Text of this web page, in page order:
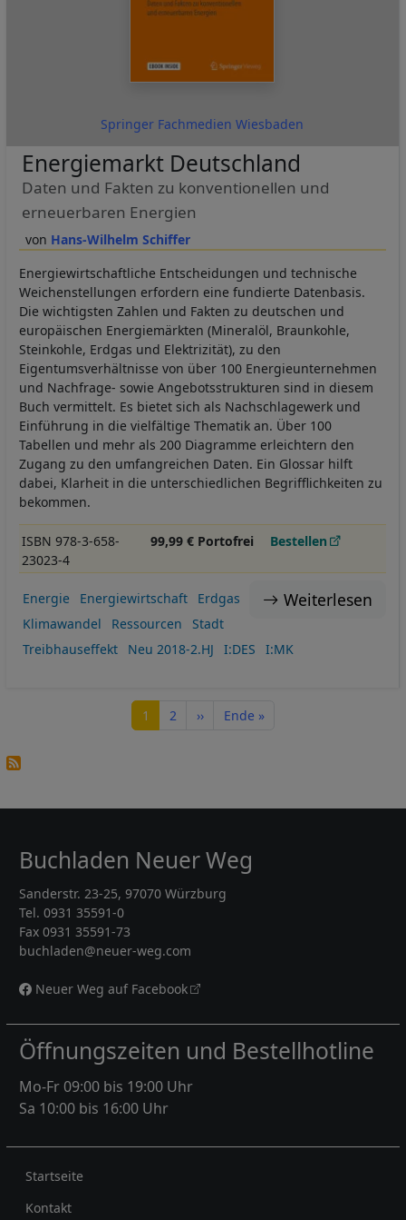
Springer Fachmedien Wiesbaden
Hans-Wilhelm Schiffer
Energiemarkt Deutschland
Daten und Fakten zu konventionellen und
erneuerbaren Energien
Energiewirtschaftliche Entscheidungen und technische
Weichenstellungen erfordern eine fundierte Datenbasis.
Die wichtigsten Zahlen und Fakten zu deutschen und
europäischen Energiemärkten (Mineralöl, Braunkohle,
Steinkohle, Erdgas und Elektrizität), zu den
Eigentumsverhältnisse von über 100 Energieunternehmen
und Nachfrage- sowie Angebotsstrukturen sind in diesem
Buch vermittelt. Es bietet sich als Nachschlagewerk und
Einführung in die vielfältige Thematik an. Über 100
Tabellen und mehr als 200 Diagramme erleichtern den
Zugang zu den umfangreichen Daten. Ein Glossar hilft
dabei, Klarheit in die unterschiedlichen Begrifflichkeiten zu
bekommen.
ISBN 978-3-658-
23023-4
99,99 € Portofrei Bestellen
Weiterlesen
Energie Energiewirtschaft
Erdgas
Klimawandel
Ressourcen
Stadt
Treibhauseffekt
Neu 2018-2.HJ I:DES I:MK
Seite
1 Seite
2 Nächste Seite
›› Letzte Seite
Ende »
Buchladen Neuer Weg
Sanderstr. 23-25, 97070 Würzburg
Tel. 0931 35591-0
Fax 0931 35591-73
buchladen@neuer-weg.com
Neuer Weg auf Facebook
Öffnungszeiten und Bestellhotline
Mo-Fr 09:00 bis 19:00 Uhr
Sa 10:00 bis 16:00 Uhr
Rechtliches
Startseite
Kontakt